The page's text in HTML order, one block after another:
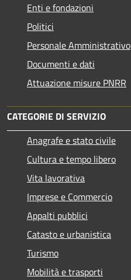
Enti e fondazioni
Politici
Personale Amministrativo
Documenti e dati
Attuazione misure PNRR
CATEGORIE DI SERVIZIO
Anagrafe e stato civile
Cultura e tempo libero
Vita lavorativa
Imprese e Commercio
Appalti pubblici
Catasto e urbanistica
Turismo
Mobilità e trasporti